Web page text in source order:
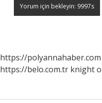
https://polyannahaber.com
https://belo.com.tr knight